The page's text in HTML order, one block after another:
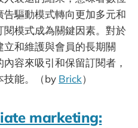
驅動模式轉向更加多元和
模式成為關鍵因素。對於
和維護與會員的長期關
容來吸引和保留訂閱者，
技能。（by Brick）
marketing: